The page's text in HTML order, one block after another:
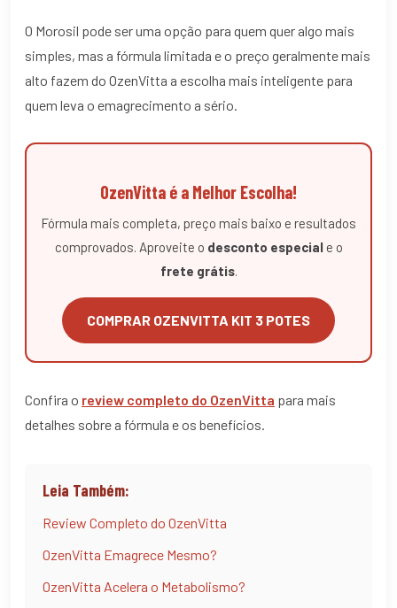
O Morosil pode ser uma opção para quem quer algo mais
simples, mas a fórmula limitada e o preço geralmente mais
alto fazem do OzenVitta a escolha mais inteligente para
quem leva o emagrecimento a sério.
OzenVitta é a Melhor Escolha!
Fórmula mais completa, preço mais baixo e resultados
comprovados. Aproveite o desconto especiale o
frete grátis.
COMPRAR OZENVITTA KIT 3 POTES
Confira o review completo do OzenVitta para mais
detalhes sobre a fórmula e os benefícios.
Leia Também:
Review Completo do OzenVitta
OzenVitta Emagrece Mesmo?
OzenVitta Acelera o Metabolismo?